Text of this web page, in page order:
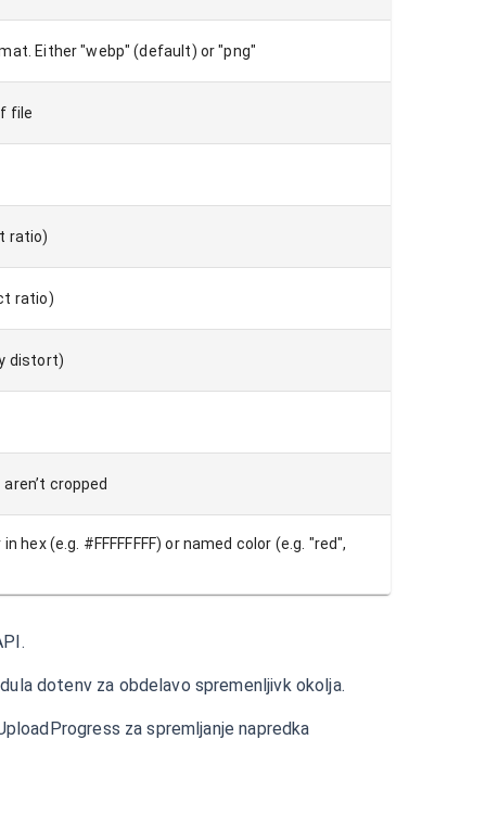
Either "webp" (default) or "png"
file
ratio)
ratio)
distort)
cropped
hex (e.g. #FFFFFFFF) or named color (e.g. "red",
dotenv za obdelavo spremenljivk okolja.
za spremljanje napredka